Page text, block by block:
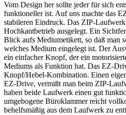
Vom Design her sollte jeder für sich
funktioneller ist. Auf uns machte das
stabileren Eindruck. Das ZIP-
Hochkantbetrieb ausgelegt. Ein
Blick aufs Mediumetikett, so daß man
welches Medium eingelegt ist. Der
ein einfacher Knopf, der ein
Mediums als Funktion hat. Das EZ-
Knopf/Hebel-Kombination. Einen
EZ-Drive, vermißt man beim ZIP-
haben beide Laufwerk einen gut
umgebogene Büroklammer reicht
behelfsmäßig aus dem Laufwerk zu